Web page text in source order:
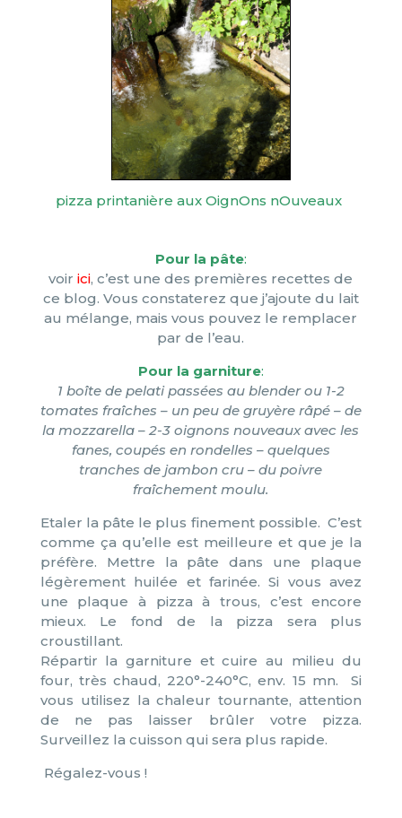
pizza printanière aux OignOns nOuveaux
Pour la pâte:
voirici, c’est une des premières recettes de
ce blog. Vous constaterez que j’ajoute du lait
au mélange, mais vous pouvez le remplacer
par de l’eau.
Pour la garniture:
1 boîte de pelati passées au blender ou 1-2
tomates fraîches – un peu de gruyère râpé – de
la mozzarella – 2-3 oignons nouveaux avec les
fanes, coupés en rondelles – quelques
tranches de jambon cru – du poivre
fraîchement moulu.
Etaler la pâte le plus finement possible. C’est
comme ça qu’elle est meilleure et que je la
préfère. Mettre la pâte dans une plaque
légèrement huilée et farinée. Si vous avez
une plaque à pizza à trous, c’est encore
mieux. Le fond de la pizza sera plus
croustillant.
Répartir la garniture et cuire au milieu du
four, très chaud, 220°-240°C, env. 15 mn. Si
vous utilisez la chaleur tournante, attention
de ne pas laisser brûler votre pizza.
Surveillez la cuisson qui sera plus rapide.
Régalez-vous !